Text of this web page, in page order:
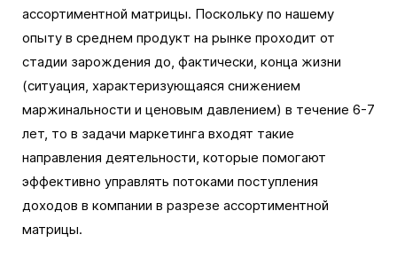
ассортиментной матрицы. Поскольку по нашему
опыту в среднем продукт на рынке проходит от
стадии зарождения до, фактически, конца жизни
(ситуация, характеризующаяся снижением
маржинальности и ценовым давлением) в течение 6-7
лет, то в задачи маркетинга входят такие
направления деятельности, которые помогают
эффективно управлять потоками поступления
доходов в компании в разрезе ассортиментной
матрицы.